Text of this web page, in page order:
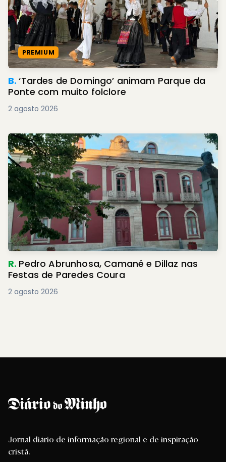
PREMIUM
B.‘Tardes de Domingo’ animam Parque da
Ponte com muito folclore
2 agosto 2026
R. Pedro Abrunhosa, Camané e Dillaz nas
Festas de Paredes Coura
2 agosto 2026
Jornal diário de informação regional e de inspiração
cristã.